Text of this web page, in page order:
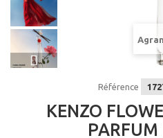
Référence
KENZO
PARFUM